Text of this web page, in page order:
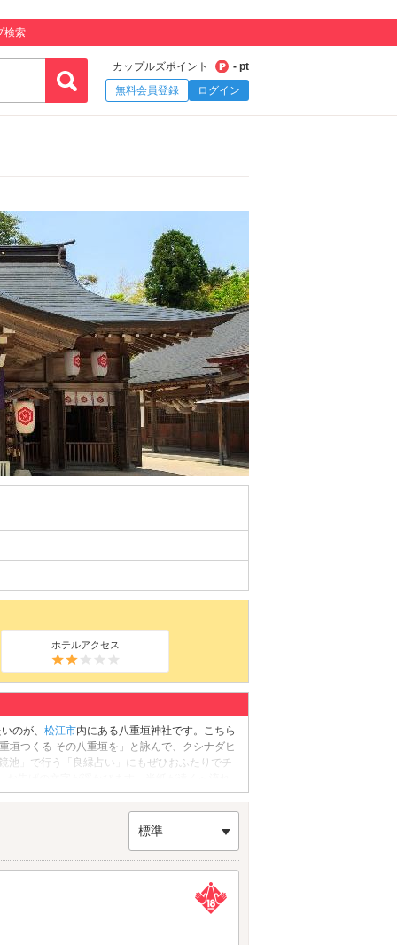
検索
カップルズポイント
- pt
無料会員登録
ログイン
ホテルアクセス
のが、 松江市内にある八重垣神社です。こちら
垣つくる その八重垣を」と詠んで、クシナダヒ
池」で行う「良縁占い」にもぜひおふたりでチ
たい硬貨で占うのが吉。
標準